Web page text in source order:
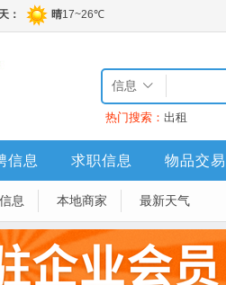
信息
热门搜索： 出租
信息 求职信息 物品交易
息 本地商家 最新天气